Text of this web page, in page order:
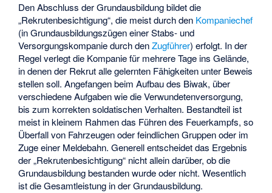
Den Abschluss der Grundausbildung bildet die
„Rekrutenbesichtigung“, die meist durch den Kompaniechef
(in Grundausbildungszügen einer Stabs- und
Versorgungskompanie durch denZugführer) erfolgt. In der
Regel verlegt die Kompanie für mehrere Tage ins Gelände,
in denen der Rekrut alle gelernten Fähigkeiten unter Beweis
stellen soll. Angefangen beim Aufbau des Biwak, über
verschiedene Aufgaben wie die Verwundetenversorgung,
bis zum korrekten soldatischen Verhalten. Bestandteil ist
meist in kleinem Rahmen das Führen des Feuerkampfs, so
Überfall von Fahrzeugen oder feindlichen Gruppen oder im
Zuge einer Meldebahn. Generell entscheidet das Ergebnis
der „Rekrutenbesichtigung“ nicht allein darüber, ob die
Grundausbildung bestanden wurde oder nicht. Wesentlich
ist die Gesamtleistung in der Grundausbildung.